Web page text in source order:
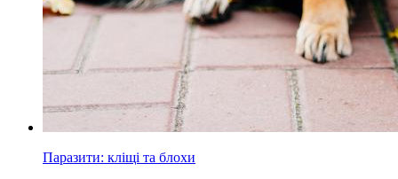
Паразити: кліщі та блохи